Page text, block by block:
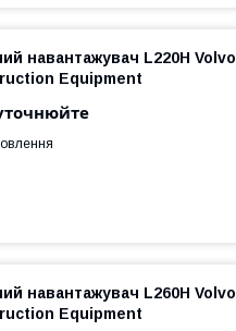
навантажувач L220H Volvo
Equipment
навантажувач L260H Volvo
Equipment